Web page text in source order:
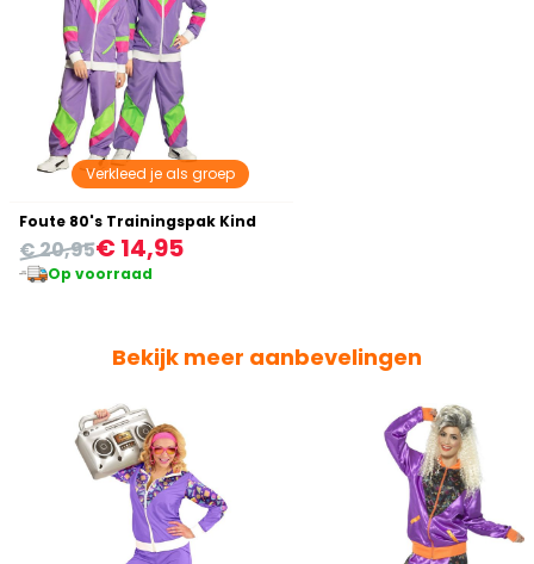
Verkleed je als groep
Foute 80's Trainingspak Kind
€ 14,95
€ 20,95
Op voorraad
Bekijk meer aanbevelingen